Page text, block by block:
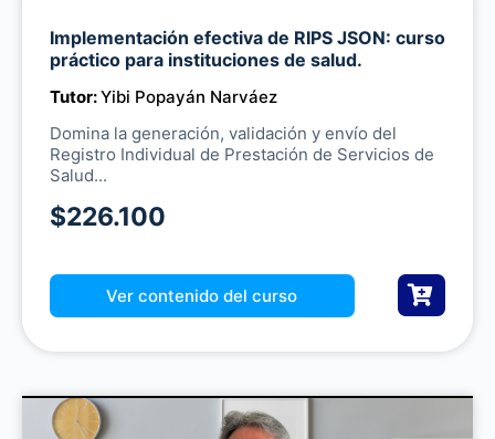
M
u
e
Implementación efectiva de RIPS JSON: curso
práctico para instituciones de salud.
Tutor:Yibi Popayán Narváez
Domina la generación, validación y envío del
Registro Individual de Prestación de Servicios de
Salud...
$226.100
Ver contenido del curso